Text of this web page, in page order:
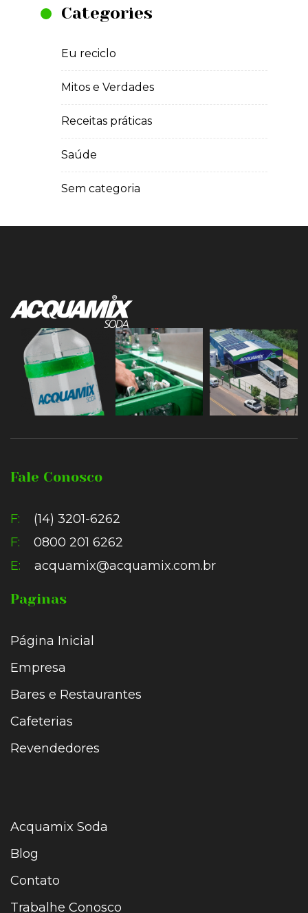
Categories
Eu reciclo
Mitos e Verdades
Receitas práticas
Saúde
Sem categoria
Fale Conosco
F: (14) 3201-6262
F: 0800 201 6262
E: acquamix@acquamix.com.br
Paginas
Página Inicial
Empresa
Bares e Restaurantes
Cafeterias
Revendedores
Acquamix Soda
Blog
Contato
Trabalhe Conosco